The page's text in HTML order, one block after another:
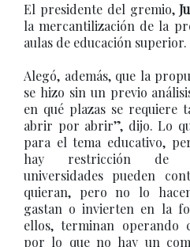
El presidente del gremio,
la mercantilización de la
aulas de educación superior.
Alegó, además, que la
se hizo sin un previo
en qué plazas se requiere
abrir por abrir”, dijo. Lo
para el tema educativo,
hay restricción de
universidades pueden
quieran, pero no lo
gastan o invierten en la
ellos, terminan operando
por lo que no hay un